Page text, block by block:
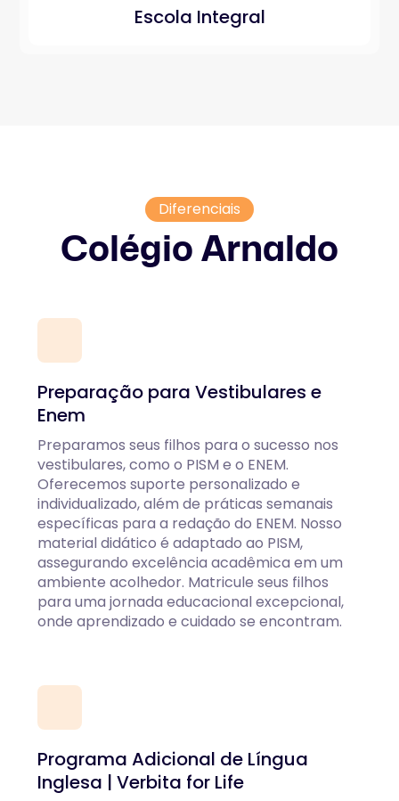
Escola Integral
Diferenciais
Colégio Arnaldo
Preparação para Vestibulares e
Enem
Preparamos seus filhos para o sucesso nos
vestibulares, como o PISM e o ENEM.
Oferecemos suporte personalizado e
individualizado, além de práticas semanais
específicas para a redação do ENEM. Nosso
material didático é adaptado ao PISM,
assegurando excelência acadêmica em um
ambiente acolhedor. Matricule seus filhos
para uma jornada educacional excepcional,
onde aprendizado e cuidado se encontram.
Programa Adicional de Língua
Inglesa | Verbita for Life